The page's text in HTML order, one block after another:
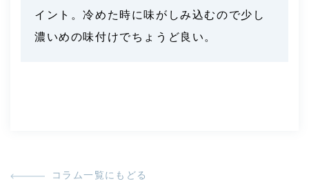
イント。冷めた時に味がしみ込むので少し
濃いめの味付けでちょうど良い。
コラム一覧にもどる